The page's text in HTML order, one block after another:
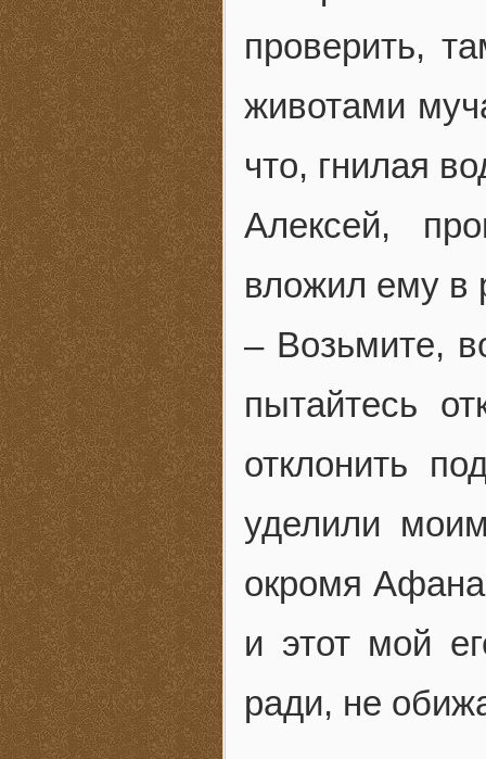
проверить,
животами
что, гнилая
Алексей,
вложил ему в
– Возьмите,
пытайтесь
отклонить
уделили
окромя
и этот мой
ради, не